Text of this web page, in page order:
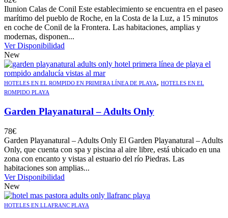
Ilunion Calas de Conil Este establecimiento se encuentra en el paseo
marítimo del pueblo de Roche, en la Costa de la Luz, a 15 minutos
en coche de Conil de la Frontera. Las habitaciones, amplias y
modernas, disponen...
Ver Disponibilidad
New
HOTELES EN EL ROMPIDO EN PRIMERA LÍNEA DE PLAYA, HOTELES EN EL
ROMPIDO PLAYA
Garden Playanatural – Adults Only
78€
Garden Playanatural – Adults Only El Garden Playanatural – Adults
Only, que cuenta con spa y piscina al aire libre, está ubicado en una
zona con encanto y vistas al estuario del río Piedras. Las
habitaciones son amplias...
Ver Disponibilidad
New
HOTELES EN LLAFRANC PLAYA